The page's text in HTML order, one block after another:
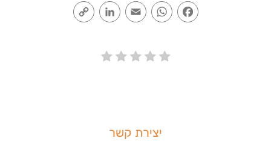
Facebook
WhatsApp
Email
LinkedIn
יצירת קשר